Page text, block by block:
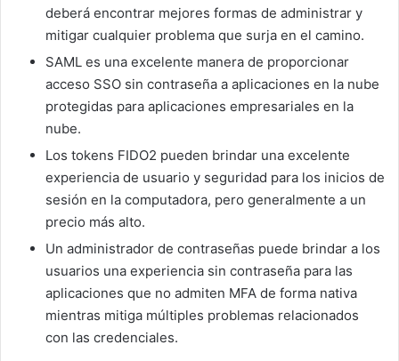
deberá encontrar mejores formas de administrar y
mitigar cualquier problema que surja en el camino.
SAML es una excelente manera de proporcionar
acceso SSO sin contraseña a aplicaciones en la nube
protegidas para aplicaciones empresariales en la
nube.
Los tokens FIDO2 pueden brindar una excelente
experiencia de usuario y seguridad para los inicios de
sesión en la computadora, pero generalmente a un
precio más alto.
Un administrador de contraseñas puede brindar a los
usuarios una experiencia sin contraseña para las
aplicaciones que no admiten MFA de forma nativa
mientras mitiga múltiples problemas relacionados
con las credenciales.